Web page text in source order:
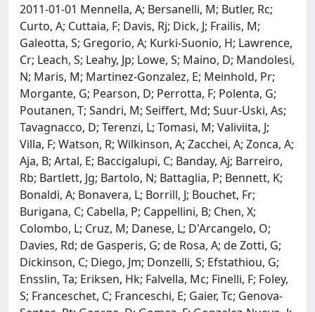
2011-01-01 Mennella, A; Bersanelli, M; Butler, Rc;
Curto, A; Cuttaia, F; Davis, Rj; Dick, J; Frailis, M;
Galeotta, S; Gregorio, A; Kurki-Suonio, H; Lawrence,
Cr; Leach, S; Leahy, Jp; Lowe, S; Maino, D; Mandolesi,
N; Maris, M; Martinez-Gonzalez, E; Meinhold, Pr;
Morgante, G; Pearson, D; Perrotta, F; Polenta, G;
Poutanen, T; Sandri, M; Seiffert, Md; Suur-Uski, As;
Tavagnacco, D; Terenzi, L; Tomasi, M; Valiviita, J;
Villa, F; Watson, R; Wilkinson, A; Zacchei, A; Zonca, A;
Aja, B; Artal, E; Baccigalupi, C; Banday, Aj; Barreiro,
Rb; Bartlett, Jg; Bartolo, N; Battaglia, P; Bennett, K;
Bonaldi, A; Bonavera, L; Borrill, J; Bouchet, Fr;
Burigana, C; Cabella, P; Cappellini, B; Chen, X;
Colombo, L; Cruz, M; Danese, L; D'Arcangelo, O;
Davies, Rd; de Gasperis, G; de Rosa, A; de Zotti, G;
Dickinson, C; Diego, Jm; Donzelli, S; Efstathiou, G;
Ensslin, Ta; Eriksen, Hk; Falvella, Mc; Finelli, F; Foley,
S; Franceschet, C; Franceschi, E; Gaier, Tc; Genova-